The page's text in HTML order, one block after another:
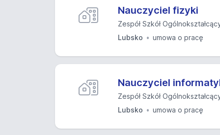
Nauczyciel fizyki
Zespół Szkół
Lubsko
umowa o pracę
Nauczyciel
Zespół Szkół
Lubsko
umowa o pracę